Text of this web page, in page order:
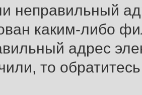
неправильный
каким-либо
адрес
то